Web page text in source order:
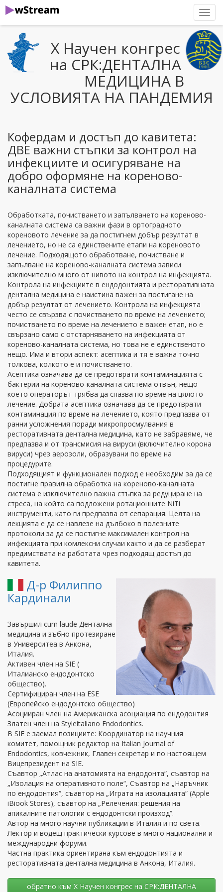
Х Научен конгрес
на СРК:ДЕНТАЛНА
МЕДИЦИНА В
УСЛОВИЯТА НА ПАНДЕМИЯ
Кофердам и достъп до кавитета:
ДВЕ важни стъпки за контрол на
инфекциите и осигуряване на
добро оформяне на кореново-
каналната система
Обработката, почистването и запълването на кореново-
каналната система са важни фази в ортоградното
кореновото лечение за да постигнем добър резултат в
лечението, но не са единствените етапи на кореновото
лечение. Подходящото обработване, почистване и
запълване на кореново-каналната система зависи
изключително много от нивото на контрол на инфекцията.
Контрола на инфекциите в ендодонтията и ресторативната
дентална медицина е наистина важен за постигане на
добър резултат от лечението. Контрола на инфекцията
често се свързва с почистването по време на лечението;
почистването по време на лечението е важен етап, но е
свързано само с отстарняването на инфекцията от
кореново-каналната система, но това не е единственото
нещо. Има и втори аспект: асептика и тя е важна точно
толкова, колкото е и почистването.
Асептика означава да се предотврати контаминацията с
бактерии на кореново-каналната система отвън, нещо
което операторът трябва да спазва по време на цялото
лечение. Добрата асептика означава да се предотврати
контаминация по време на лечението, която предпазва от
ранни усложнения поради микропросмулвания в
ресторативната дентална медицина, като не забравяме, че
предпазва и от трансмисия на вируси (включително корона
вируси) чрез аерозоли, образувани по време на
процедурите.
Подходящият и функционален подход е необходим за да се
постигне правилна обработка на кореново-каналната
система е изключително важна стъпка за редуциране на
стреса, на който са подложени ротационните NiTi
инструменти, като ги предпазва от сепарация. Целта на
лекцията е да се навлезе на дълбоко в полезните
протоколи за да се постигне максимален контрол на
инфекцията при комлексни случаи както и да се разберат
предимствата на работата чрез подходящ достъп до
кавитета.
Д-р Филиппо
Кардинали
Завършил cum laude Дентална
медицина и зъбно протезиране
в Университеа в Анкона,
Италия.
Активен член на SIE (
Италианско ендодонтско
общество).
Сертифициран член на ESE
(Европейско ендодонтско общество)
Асоцииран член на Американска асоциация по ендодонтия
Златен член на Styleitaliano Endodontics.
В SIE е заемал позициите: Координатор на научния
комитет, помощник редактор на Italian Journal of
Endodontics, ковчежник, Главен секретар и по настоящем
Вицепрезидент на SIE.
Съавтор „Атлас на анатомията на ендодонта“, съавтор на
„Изолация на оперативното поле“, Съавтор на „Наръчник
по ендодонтия“, съавтор на „Играта на изолацията“ (Apple
iBiook Stores), съавтор на „Релечения: решения на
апикалните патологии с ендодонтски произход“.
Автор на много научни публикации в Италия и по света.
Лектор и водещ практически курсове в много национални и
международни форуми.
Частна практика ориентирана към ендодонтията и
ресторативната дентална медицина в Анкона, Италия.
oбратно към Х Научен конгрес на СРК:ДЕНТАЛНА